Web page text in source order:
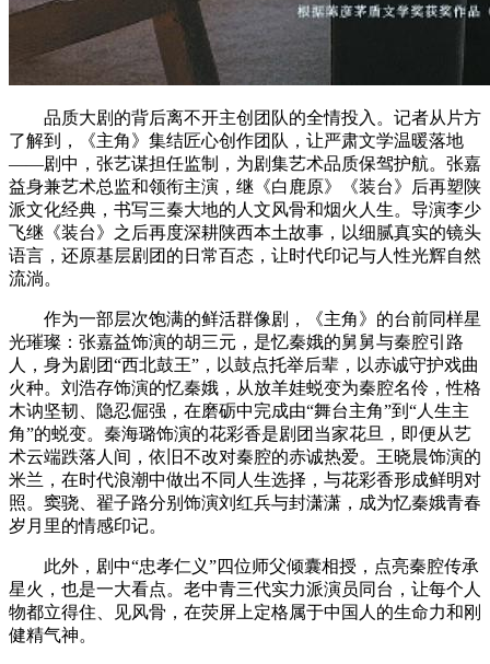
品质大剧的背后离不开主创团队的全情投入。记者从片方
了解到，《主角》集结匠心创作团队，让严肃文学温暖落地
——剧中，张艺谋担任监制，为剧集艺术品质保驾护航。张嘉
益身兼艺术总监和领衔主演，继《白鹿原》《装台》后再塑陕
派文化经典，书写三秦大地的人文风骨和烟火人生。导演李少
飞继《装台》之后再度深耕陕西本土故事，以细腻真实的镜头
语言，还原基层剧团的日常百态，让时代印记与人性光辉自然
流淌。
作为一部层次饱满的鲜活群像剧，《主角》的台前同样星
光璀璨：张嘉益饰演的胡三元，是忆秦娥的舅舅与秦腔引路
人，身为剧团“西北鼓王”，以鼓点托举后辈，以赤诚守护戏曲
火种。刘浩存饰演的忆秦娥，从放羊娃蜕变为秦腔名伶，性格
木讷坚韧、隐忍倔强，在磨砺中完成由“舞台主角”到“人生主
角”的蜕变。秦海璐饰演的花彩香是剧团当家花旦，即便从艺
术云端跌落人间，依旧不改对秦腔的赤诚热爱。王晓晨饰演的
米兰，在时代浪潮中做出不同人生选择，与花彩香形成鲜明对
照。窦骁、翟子路分别饰演刘红兵与封潇潇，成为忆秦娥青春
岁月里的情感印记。
此外，剧中“忠孝仁义”四位师父倾囊相授，点亮秦腔传承
星火，也是一大看点。老中青三代实力派演员同台，让每个人
物都立得住、见风骨，在荧屏上定格属于中国人的生命力和刚
健精气神。